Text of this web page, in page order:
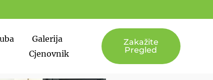
Galerija
Cjenovnik
Zakažite
Pregled